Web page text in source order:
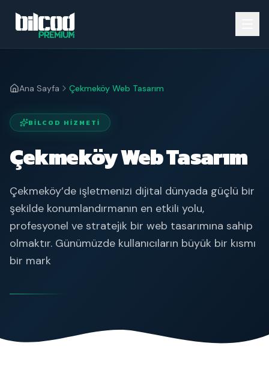
Ana Sayfa Çekmeköy Web Tasarım
BILCOD HIZMETI
Çekmeköy Web Tasarım
Çekmeköy’de işletmenizi dijital dünyada güçlü bir
şekilde konumlandırmanın en etkili yolu,
profesyonel ve stratejik bir web tasarımına sahip
olmaktır. Günümüzde kullanıcıların büyük bir kısmı
bir mark